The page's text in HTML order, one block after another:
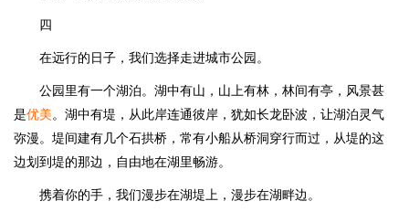
四
在远行的日子，我们选择走进城市公园。
公园里有一个湖泊。湖中有山，山上有林，林间有亭，风景甚
是优美。湖中有堤，从此岸连通彼岸，犹如长龙卧波，让湖泊灵气
弥漫。堤间建有几个石拱桥，常有小船从桥洞穿行而过，从堤的这
边划到堤的那边，自由地在湖里畅游。
携着你的手，我们漫步在湖堤上，漫步在湖畔边。